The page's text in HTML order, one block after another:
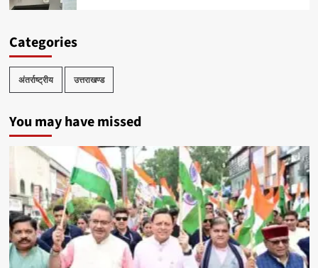
Categories
अंतर्राष्ट्रीय उत्तराखण्ड
You may have missed